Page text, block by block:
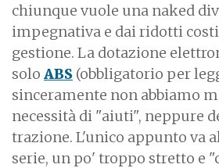
chiunque vuole una naked
impegnativa e dai ridotti
gestione. La dotazione
solo ABS (obbligatorio per
sinceramente non abbiamo
necessità di "aiuti", neppure
trazione. L'unico appunto va
serie, un po' troppo stretto e